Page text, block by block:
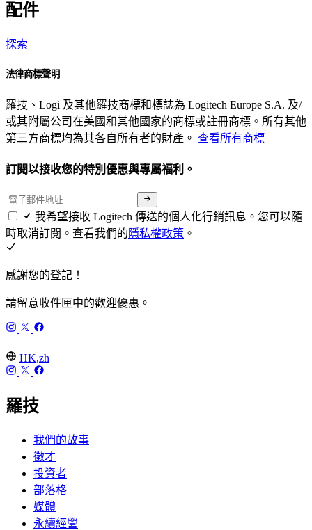
配件
探索
法律商標聲明
羅技、Logi 及其他羅技商標和標誌為 Logitech Europe S.A. 及/
或其附屬公司在美國和其他國家的商標或註冊商標。所有其他
第三方商標均為其各自所有者的財產。 查看所有商標
訂閱以接收您的特別優惠與專屬福利。
我希望接收 Logitech 傳送的個人化行銷訊息。您可以隨
時取消訂閱。查看我們的隱私權政策 。
感謝您的登記！
請留意收件匣中的歡迎優惠。
HK,zh
羅技
我們的故事
徵才
投資者
部落格
媒體
永續經營